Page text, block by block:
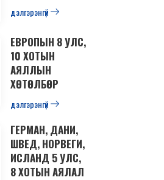
дэлгэрэнгүй
ЕВРОПЫН 8 УЛС,
10 ХОТЫН
АЯЛЛЫН
ХӨТӨЛБӨР
дэлгэрэнгүй
ГЕРМАН, ДАНИ,
ШВЕД, НОРВЕГИ,
ИСЛАНД 5 УЛС,
8 ХОТЫН АЯЛАЛ